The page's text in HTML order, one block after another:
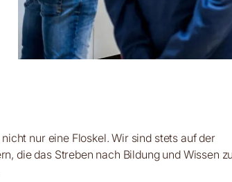
nur eine Floskel. Wir sind stets auf der
die das Streben nach Bildung und Wissen